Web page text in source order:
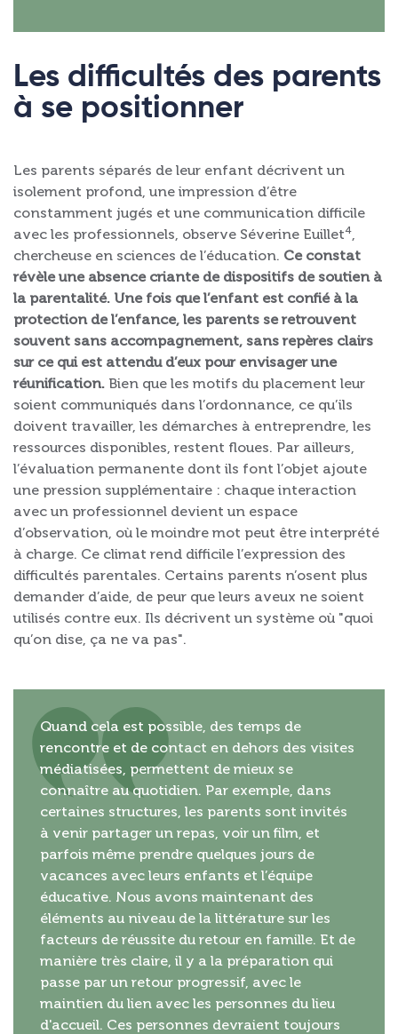
Les difficultés des parents
à se positionner
Les parents séparés de leur enfant décrivent un
isolement profond, une impression d’être
constamment jugés et une communication difficile
avec les professionnels, observe Séverine Euillet4
chercheuse en sciences de l’éducation. Ce constat
révèle une absence criante de dispositifs de soutien à
la parentalité. Une fois que l’enfant est confié à la
protection de l’enfance, les parents se retrouvent
souvent sans accompagnement, sans repères clairs
sur ce qui est attendu d’eux pour envisager une
réunification. Bien que les motifs du placement leur
soient communiqués dans l’ordonnance, ce qu’ils
doivent travailler, les démarches à entreprendre, les
ressources disponibles, restent floues. Par ailleurs,
l’évaluation permanente dont ils font l’objet ajoute
une pression supplémentaire : chaque interaction
avec un professionnel devient un espace
d’observation, où le moindre mot peut être interprété
à charge. Ce climat rend difficile l’expression des
difficultés parentales. Certains parents n’osent plus
demander d’aide, de peur que leurs aveux ne soient
utilisés contre eux. Ils décrivent un système où "quoi
qu’on dise, ça ne va pas".
Quand cela est possible, des temps de
rencontre et de contact en dehors des visites
médiatisées, permettent de mieux se
connaître au quotidien. Par exemple, dans
certaines structures, les parents sont invités
à venir partager un repas, voir un film, et
parfois même prendre quelques jours de
vacances avec leurs enfants et l’équipe
éducative. Nous avons maintenant des
éléments au niveau de la littérature sur les
facteurs de réussite du retour en famille. Et de
manière très claire, il y a la préparation qui
passe par un retour progressif, avec le
maintien du lien avec les personnes du lieu
d'accueil. Ces personnes devraient toujours